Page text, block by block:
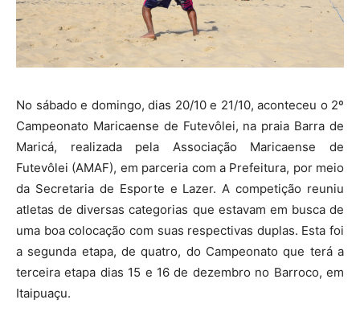
No sábado e domingo, dias 20/10 e 21/10, aconteceu o 2º
Campeonato Maricaense de Futevôlei, na praia Barra de
Maricá, realizada pela Associação Maricaense de
Futevôlei (AMAF), em parceria com a Prefeitura, por meio
da Secretaria de Esporte e Lazer. A competição reuniu
atletas de diversas categorias que estavam em busca de
uma boa colocação com suas respectivas duplas. Esta foi
a segunda etapa, de quatro, do Campeonato que terá a
terceira etapa dias 15 e 16 de dezembro no Barroco, em
Itaipuaçu.